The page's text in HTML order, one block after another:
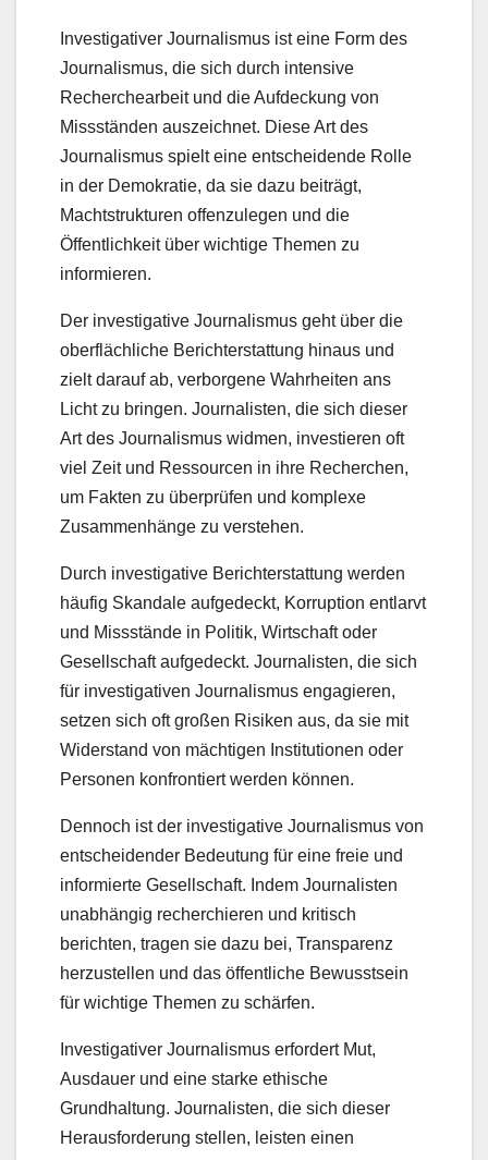
Investigativer Journalismus ist eine Form des
Journalismus, die sich durch intensive
Recherchearbeit und die Aufdeckung von
Missständen auszeichnet. Diese Art des
Journalismus spielt eine entscheidende Rolle
in der Demokratie, da sie dazu beiträgt,
Machtstrukturen offenzulegen und die
Öffentlichkeit über wichtige Themen zu
informieren.
Der investigative Journalismus geht über die
oberflächliche Berichterstattung hinaus und
zielt darauf ab, verborgene Wahrheiten ans
Licht zu bringen. Journalisten, die sich dieser
Art des Journalismus widmen, investieren oft
viel Zeit und Ressourcen in ihre Recherchen,
um Fakten zu überprüfen und komplexe
Zusammenhänge zu verstehen.
Durch investigative Berichterstattung werden
häufig Skandale aufgedeckt, Korruption entlarvt
und Missstände in Politik, Wirtschaft oder
Gesellschaft aufgedeckt. Journalisten, die sich
für investigativen Journalismus engagieren,
setzen sich oft großen Risiken aus, da sie mit
Widerstand von mächtigen Institutionen oder
Personen konfrontiert werden können.
Dennoch ist der investigative Journalismus von
entscheidender Bedeutung für eine freie und
informierte Gesellschaft. Indem Journalisten
unabhängig recherchieren und kritisch
berichten, tragen sie dazu bei, Transparenz
herzustellen und das öffentliche Bewusstsein
für wichtige Themen zu schärfen.
Investigativer Journalismus erfordert Mut,
Ausdauer und eine starke ethische
Grundhaltung. Journalisten, die sich dieser
Herausforderung stellen, leisten einen